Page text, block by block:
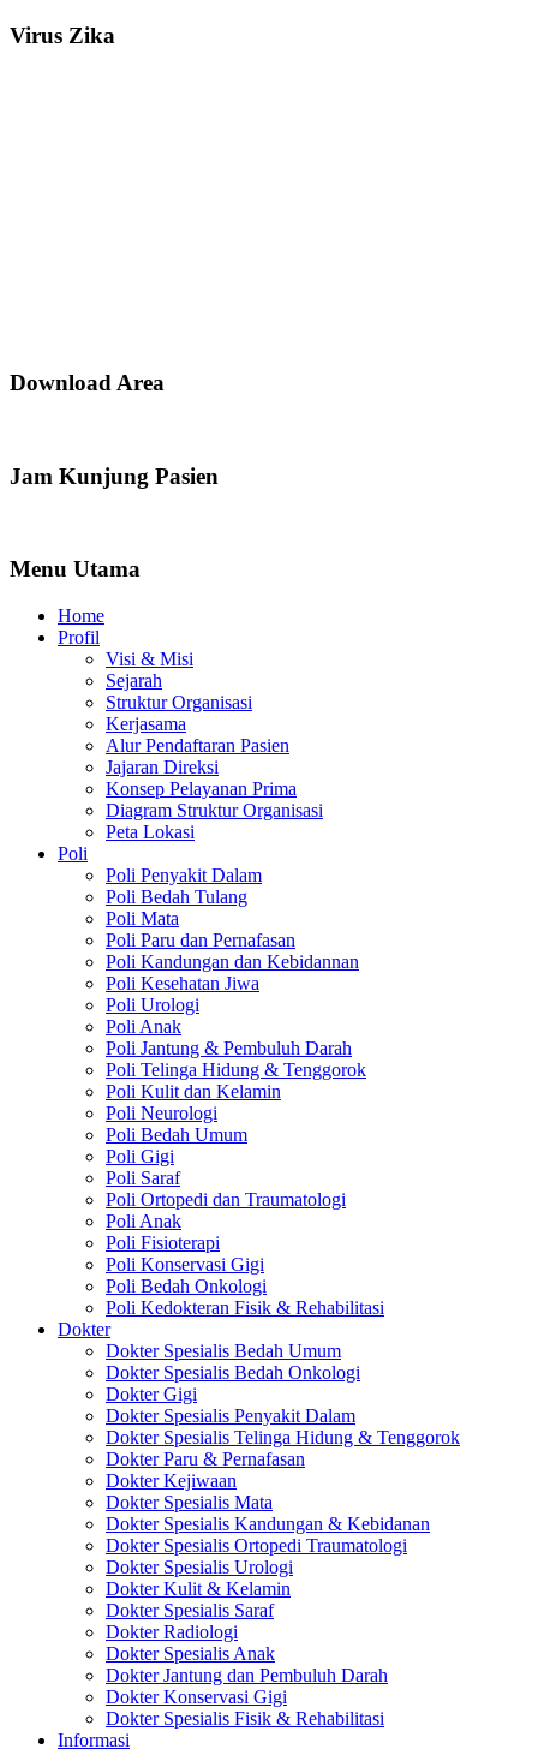
Virus Zika
Download Area
Jam Kunjung Pasien
Menu Utama
Home
Profil
Visi & Misi
Sejarah
Struktur Organisasi
Kerjasama
Alur Pendaftaran Pasien
Jajaran Direksi
Konsep Pelayanan Prima
Diagram Struktur Organisasi
Peta Lokasi
Poli
Poli Penyakit Dalam
Poli Bedah Tulang
Poli Mata
Poli Paru dan Pernafasan
Poli Kandungan dan Kebidannan
Poli Kesehatan Jiwa
Poli Urologi
Poli Anak
Poli Jantung & Pembuluh Darah
Poli Telinga Hidung & Tenggorok
Poli Kulit dan Kelamin
Poli Neurologi
Poli Bedah Umum
Poli Gigi
Poli Saraf
Poli Ortopedi dan Traumatologi
Poli Anak
Poli Fisioterapi
Poli Konservasi Gigi
Poli Bedah Onkologi
Poli Kedokteran Fisik & Rehabilitasi
Dokter
Dokter Spesialis Bedah Umum
Dokter Spesialis Bedah Onkologi
Dokter Gigi
Dokter Spesialis Penyakit Dalam
Dokter Spesialis Telinga Hidung & Tenggorok
Dokter Paru & Pernafasan
Dokter Kejiwaan
Dokter Spesialis Mata
Dokter Spesialis Kandungan & Kebidanan
Dokter Spesialis Ortopedi Traumatologi
Dokter Spesialis Urologi
Dokter Kulit & Kelamin
Dokter Spesialis Saraf
Dokter Radiologi
Dokter Spesialis Anak
Dokter Jantung dan Pembuluh Darah
Dokter Konservasi Gigi
Dokter Spesialis Fisik & Rehabilitasi
Informasi